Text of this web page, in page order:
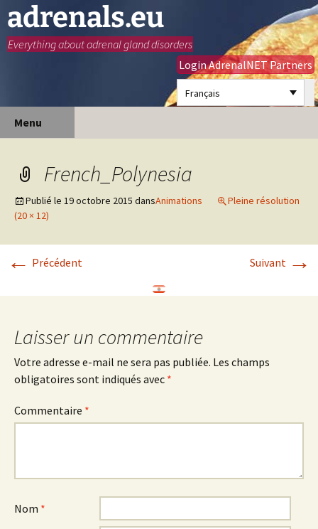
adrenals.eu
Everything about adrenal gland disorders
Login AdrenalNET Partners
Français
Menu
French_Polynesia
Publié le 19 octobre 2015 dansAnimations
Pleine résolution
(20 × 12)
← Précédent Suivant →
Laisser un commentaire
Votre adresse e-mail ne sera pas publiée. Les champs
obligatoires sont indiqués avec *
Commentaire *
Nom *